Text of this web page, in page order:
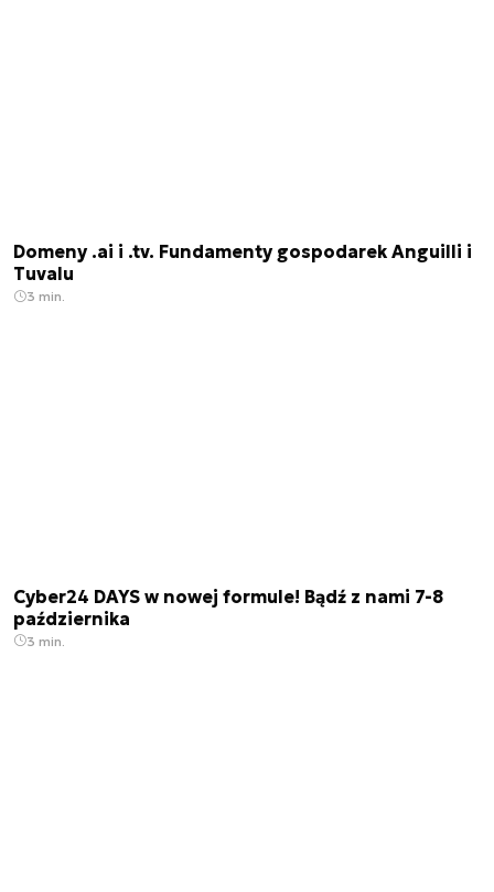
Domeny .ai i .tv. Fundamenty gospodarek Anguilli i
Tuvalu
3 min.
Cyber24 DAYS w nowej formule! Bądź z nami 7-8
października
3 min.